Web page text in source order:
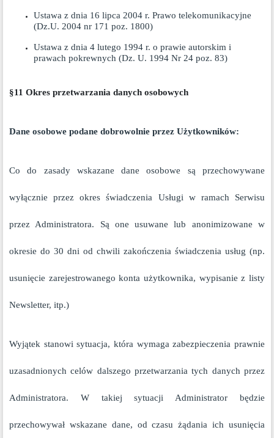
Ustawa z dnia 16 lipca 2004 r. Prawo telekomunikacyjne
(Dz.U. 2004 nr 171 poz. 1800)
Ustawa z dnia 4 lutego 1994 r. o prawie autorskim i
prawach pokrewnych (Dz. U. 1994 Nr 24 poz. 83)
§11 Okres przetwarzania danych osobowych
Dane osobowe podane dobrowolnie przez Użytkowników:
Co do zasady wskazane dane osobowe są przechowywane
wyłącznie przez okres świadczenia Usługi w ramach Serwisu
przez Administratora. Są one usuwane lub anonimizowane w
okresie do 30 dni od chwili zakończenia świadczenia usług (np.
usunięcie zarejestrowanego konta użytkownika, wypisanie z listy
Newsletter, itp.)
Wyjątek stanowi sytuacja, która wymaga zabezpieczenia prawnie
uzasadnionych celów dalszego przetwarzania tych danych przez
Administratora. W takiej sytuacji Administrator będzie
przechowywał wskazane dane, od czasu żądania ich usunięcia